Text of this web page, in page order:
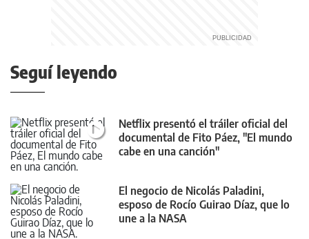
Seguí leyendo
Netflix presentó el tráiler oficial del
documental de Fito Páez, "El mundo
cabe en una canción"
El negocio de Nicolás Paladini,
esposo de Rocío Guirao Díaz, que lo
une a la NASA